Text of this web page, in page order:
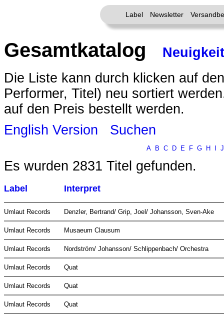
Label Newsletter
Gesamtkatalog
Die Liste kann durch klicken auf
Performer, Titel) neu sortiert
auf den Preis bestellt werden.
English Version
Suchen
A B C D E F G H J
Es wurden 2831 Titel gefunden.
Label Interpret
Umlaut Records Denzler, Bertrand/ Grip, Joel/ Johansson, Sven-Ake
Umlaut Records Musaeum Clausum
Umlaut Records Nordström/ Johansson/ Schlippenbach/ Orchestra
Umlaut Records Quat
Umlaut Records Quat
Umlaut Records Quat